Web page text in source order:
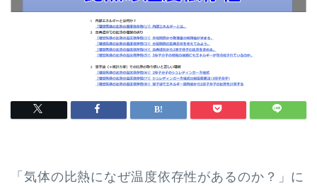
「気体の比熱になぜ温度依存性があるのか？」に